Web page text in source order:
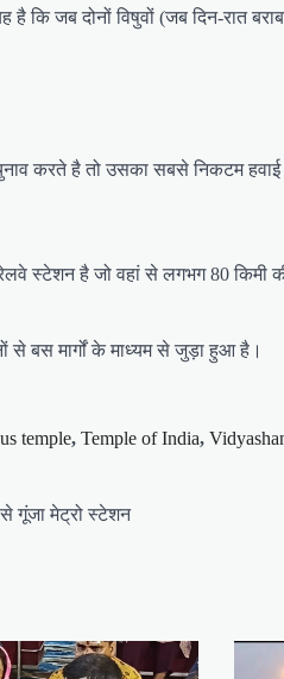
कि जब दोनों विषुवों (जब दिन-रात
करते है तो उसका सबसे निकटम
स्टेशन है जो वहां से लगभग 80 किमी
से बस मार्गों के माध्यम से जुड़ा हुआ है।
temple, Temple of India,
गूंजा मेट्रो स्टेशन